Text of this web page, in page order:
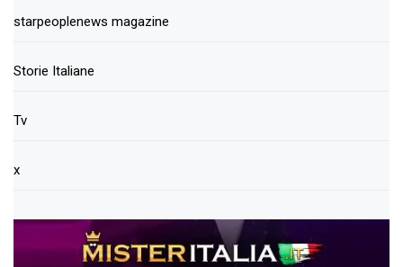
starpeoplenews magazine
Storie Italiane
Tv
x